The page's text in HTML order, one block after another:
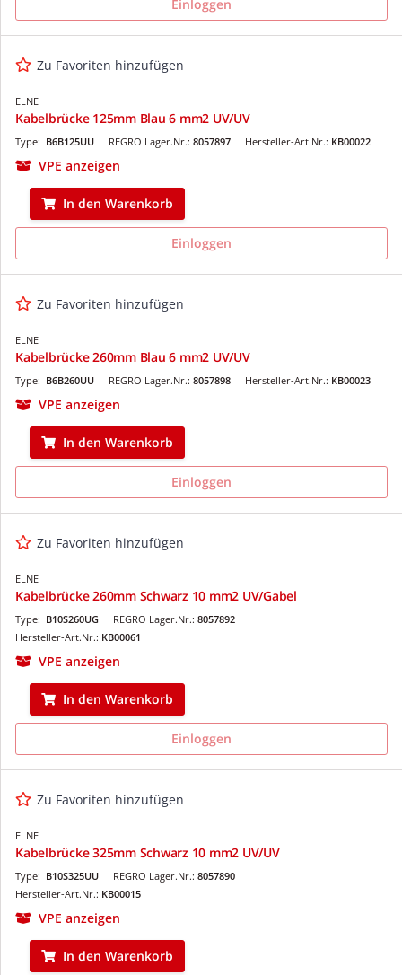
Einloggen
Zu Favoriten hinzufügen
ELNE
Kabelbrücke 125mm Blau 6 mm2 UV/UV
REGRO Lager.Nr.: 8057897
Type: B6B125UU Hersteller-Art.Nr.: KB00022
VPE anzeigen
In den Warenkorb
Einloggen
Zu Favoriten hinzufügen
ELNE
Kabelbrücke 260mm Blau 6 mm2 UV/UV
REGRO Lager.Nr.: 8057898
Type: B6B260UU Hersteller-Art.Nr.: KB00023
VPE anzeigen
In den Warenkorb
Einloggen
Zu Favoriten hinzufügen
ELNE
Kabelbrücke 260mm Schwarz 10 mm2 UV/Gabel
REGRO Lager.Nr.: 8057892
Type: B10S260UG
Hersteller-Art.Nr.: KB00061
VPE anzeigen
In den Warenkorb
Einloggen
Zu Favoriten hinzufügen
ELNE
Kabelbrücke 325mm Schwarz 10 mm2 UV/UV
REGRO Lager.Nr.: 8057890
Type: B10S325UU
Hersteller-Art.Nr.: KB00015
VPE anzeigen
In den Warenkorb